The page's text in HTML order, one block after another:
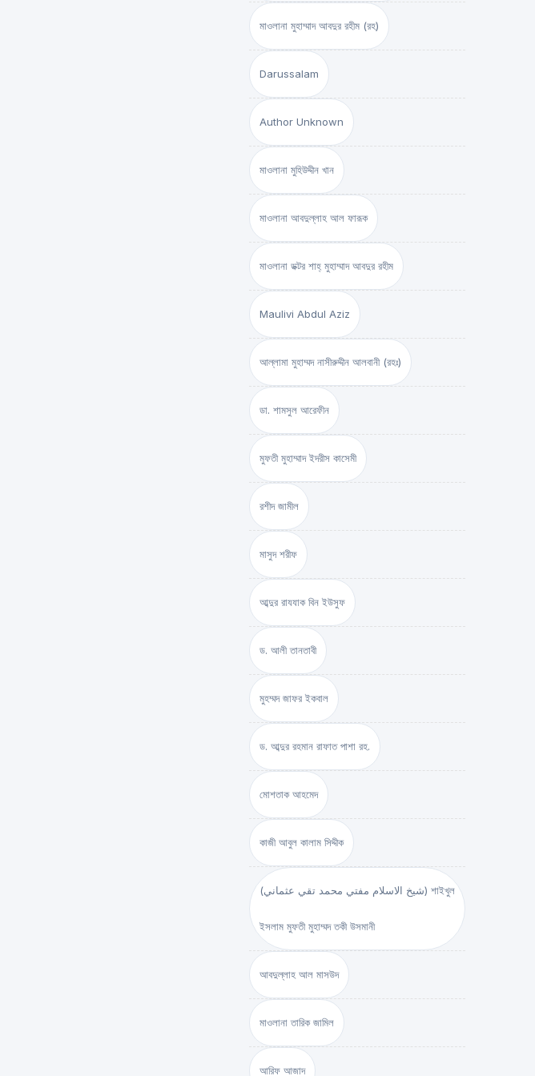
মাওলানা মুহাম্মাদ আবদুর রহীম (রহ)
Darussalam
Author Unknown
মাওলানা মুহিউদ্দীন খান
মাওলানা আবদুল্লাহ আল ফারূক
মাওলানা ডক্টর শাহ্‌ মুহাম্মাদ আবদুর রহীম
Maulivi Abdul Aziz
আল্লামা মুহাম্মদ নাসীরুদ্দীন আলবানী (রহঃ)
ডা. শামসুল আরেফীন
মুফতী মুহাম্মাদ ইদরীস কাসেমী
রশীদ জামীল
মাসুদ শরীফ
আব্দুর রাযযাক বিন ইউসুফ
ড. আলী তানতাবী
মুহম্মদ জাফর ইকবাল
ড. আব্দুর রহমান রাফাত পাশা রহ.
মোশতাক আহমেদ
কাজী আবুল কালাম সিদ্দীক
(شيخ الاسلام مفتي محمد تقي عثماني) শাইখুল
ইসলাম মুফতী মুহাম্মদ তকী উসমানী
আবদুল্লাহ আল মাসউদ
মাওলানা তারিক জামিল
আরিফ আজাদ